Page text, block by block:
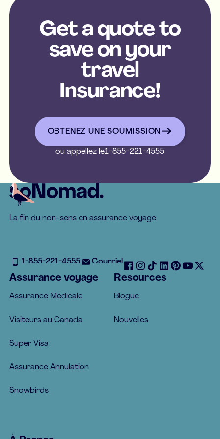
Get a quote to
save on your
travel
Insurance!
OBTENEZ UNE
OBTENEZ UNE SOUMISSION
ou appellez le1-855-221-4555
Footer
La fin du non-sens en assurance voyage
1-855-221-4555 Courriel
Assurance voyage
Assurance Médicale
Visiteurs au Canada
Super Visa
Assurance Annulation
Snowbirds
Resources
Blogue
Nouvelles